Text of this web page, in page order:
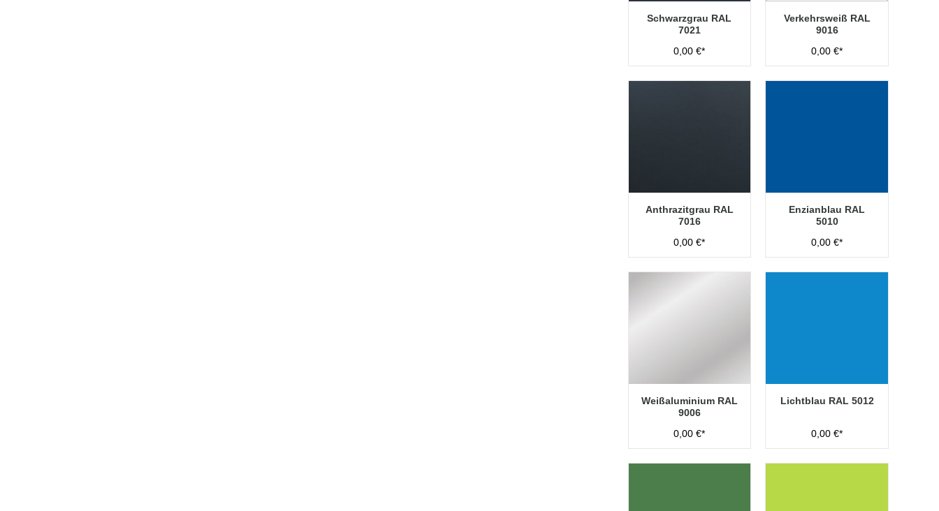
Schwarzgrau RAL
7021
0,00 €*
Verkehrsweiß RAL
9016
0,00 €*
Anthrazitgrau RAL
7016
0,00 €*
Enzianblau RAL
5010
0,00 €*
Weißaluminium RAL
9006
0,00 €*
Lichtblau RAL 5012
0,00 €*